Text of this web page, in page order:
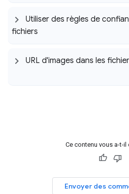
Utiliser des règles de
fichiers
URL d'images dans les
Ce contenu vous a-t-il
Envoyer des